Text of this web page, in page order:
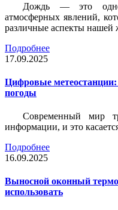
Дождь — это одно
атмосферных явлений,
различные аспекты нашей
Подробнее
17.09.2025
Цифровые
погоды
Современный мир
информации, и это
Подробнее
16.09.2025
Выносной оконный
использовать